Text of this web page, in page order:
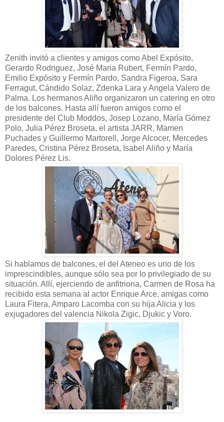
Zenith invitó a clientes y amigos como Abel Expósito,
Gerardo Rodriguez, José Maria Rubert, Fermín Pardo,
Emilio Expósito y Fermín Pardo, Sandra Figeroa, Sara
Ferragut, Cándido Solaz, Zdenka Lara y Angela Valero de
Palma. Los hermanos Aliño organizaron un catering en otro
de los balcones. Hasta allí fueron amigos como el
presidente del Club Moddos, Josep Lozano, María Gómez
Polo, Julia Pérez Broseta, el artista JARR, Mamen
Puchades y Guillermo Martorell, Jorge Alcocer, Mercedes
Paredes, Cristina Pérez Broseta, Isabel Aliño y María
Dolores Pérez Lis.
Si hablamos de balcones, el del Ateneo es uno de los
imprescindibles, aunque sólo sea por lo privilegiado de su
situación. Allí, ejerciendo de anfitriona, Carmen de Rosa ha
recibido esta semana al actor Enrique Arce, amigas como
Laura Fitera, Amparo Lacomba con su hija Alicia y los
exjugadores del valencia Nikola Zigic, Djukic y Voro.